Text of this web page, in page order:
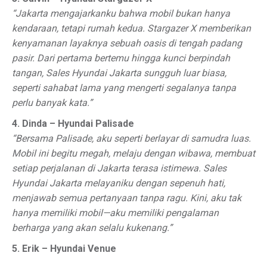
“Jakarta mengajarkanku bahwa mobil bukan hanya
kendaraan, tetapi rumah kedua. Stargazer X memberikan
kenyamanan layaknya sebuah oasis di tengah padang
pasir. Dari pertama bertemu hingga kunci berpindah
tangan, Sales Hyundai Jakarta sungguh luar biasa,
seperti sahabat lama yang mengerti segalanya tanpa
perlu banyak kata.”
4. Dinda – Hyundai Palisade
“Bersama Palisade, aku seperti berlayar di samudra luas.
Mobil ini begitu megah, melaju dengan wibawa, membuat
setiap perjalanan di Jakarta terasa istimewa. Sales
Hyundai Jakarta melayaniku dengan sepenuh hati,
menjawab semua pertanyaan tanpa ragu. Kini, aku tak
hanya memiliki mobil—aku memiliki pengalaman
berharga yang akan selalu kukenang.”
5. Erik – Hyundai Venue